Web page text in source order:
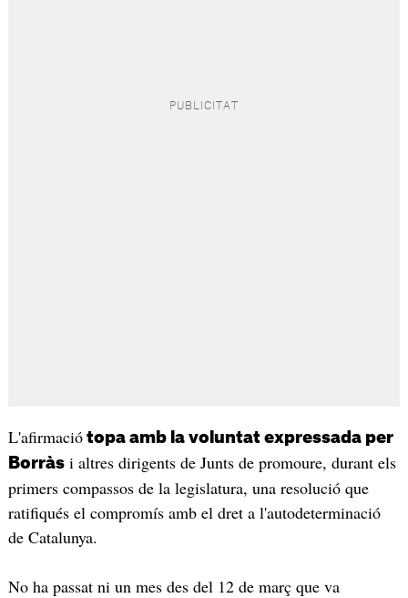
L'afirmaciótopa amb la voluntat expressada per
Borràsi altres dirigents de Junts de promoure, durant els
primers compassos de la legislatura, una resolució que
ratifiqués el compromís amb el dret a l'autodeterminació
de Catalunya.
No ha passat ni un mes des del 12 de març que va